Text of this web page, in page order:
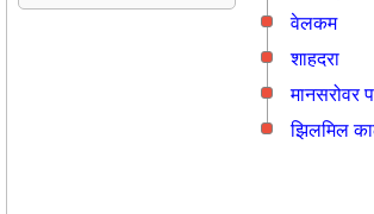
वेलकम
शाहदरा
मानसरोवर
झिलमिल